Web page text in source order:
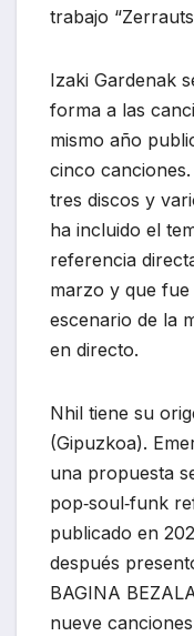
trabajo
Izaki Gardenak
forma a las
mismo año
cinco
tres discos y
ha incluido el
referencia
marzo y que fue
escenario de la
en directo.
Nhil tiene su
(Gipuzkoa).
una propuesta
pop‑soul‑funk
publicado en
después
BAGINA
nueve